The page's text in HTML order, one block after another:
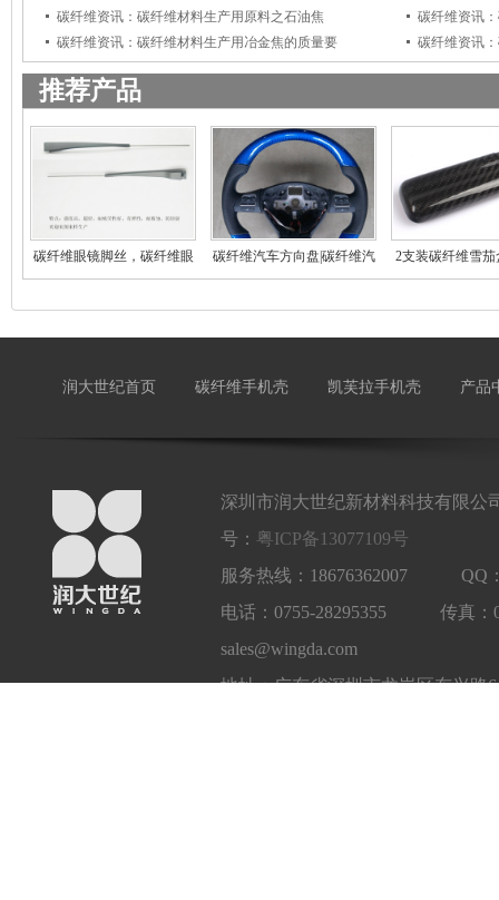
碳纤维资讯：碳纤维材料生产用原料之石油焦
碳纤维资讯
碳纤维资讯：碳纤维材料生产用冶金焦的质量要
碳纤维资讯
推荐产品
碳纤维眼镜脚丝，碳纤维眼
镜
碳纤维汽车方向盘|碳纤维汽
车
2支装碳纤维雪
雪
润大世纪首页 碳纤维手机壳 凯芙拉手机壳 产品
深圳市润大世纪新材料科技有限
号： 粤ICP备13077109号
服务热线：18676362007 QQ
电话：0755-28295355 传真
sales@wingda.com
地址：广东省深圳市龙岗区东兴路